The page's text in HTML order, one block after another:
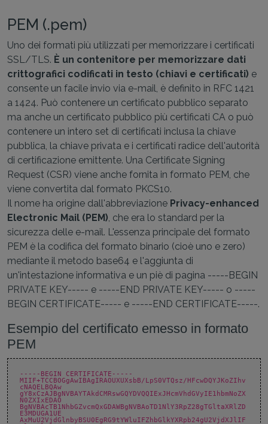
PEM (.pem)
Uno dei formati più utilizzati per memorizzare i certificati
SSL/TLS. È un contenitore per memorizzare dati
crittografici codificati in testo (chiavi e certificati) e
consente un facile invio via e-mail, è definito in RFC 1421
a 1424. Può contenere un certificato pubblico separato
ma anche un certificato pubblico più certificati CA o può
contenere un intero set di certificati inclusa la chiave
pubblica, la chiave privata e i certificati radice dell'autorità
di certificazione emittente. Una Certificate Signing
Request (CSR) viene anche fornita in formato PEM, che
viene convertita dal formato PKCS10.
Il nome ha origine dall'abbreviazione Privacy-enhanced
Electronic Mail (PEM), che era lo standard per la
sicurezza delle e-mail. L'essenza principale del formato
PEM è la codifica del formato binario (cioè uno e zero)
mediante il metodo base64 e l'aggiunta di
un'intestazione informativa e un piè di pagina -----BEGIN
PRIVATE KEY----- e -----END PRIVATE KEY----- o -----
BEGIN CERTIFICATE----- e -----END CERTIFICATE-----.
Esempio del certificato emesso in formato
PEM
-----BEGIN CERTIFICATE-----
MIIF+TCCBOGgAwIBAgIRAOUXUXsbB/LpS0VTQsz/HFcwDQYJKoZIhv
cNAQELBQAw
gY8xCzAJBgNVBAYTAkdCMRswGQYDVQQIExJHcmVhdGVyIE1hbmNoZX
N0ZXIxEDAO
BgNVBAcTB1NhbGZvcmQxGDAWBgNVBAoTD1NlY3RpZ28gTGltaXRlZD
E3MDUGA1UE
AxMuU2VjdGlnbyBSU0EgRG9tYWluIFZhbGlkYXRpb24gU2VjdXJlIF